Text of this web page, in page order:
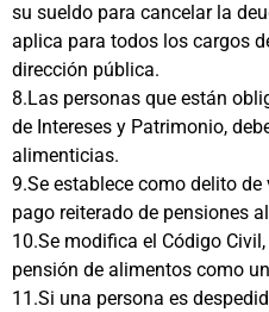
su sueldo para cancelar la
aplica para todos los cargos
dirección pública.
8.Las personas que están
de Intereses y Patrimonio,
alimenticias.
9.Se establece como delito
pago reiterado de pensiones
10.Se modifica el Código
pensión de alimentos como
11.Si una persona es